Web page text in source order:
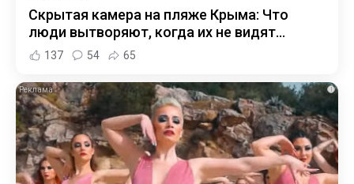
Скрытая камера на пляже Крыма: Что
люди вытворяют, когда их не видят...
137 54 65
i